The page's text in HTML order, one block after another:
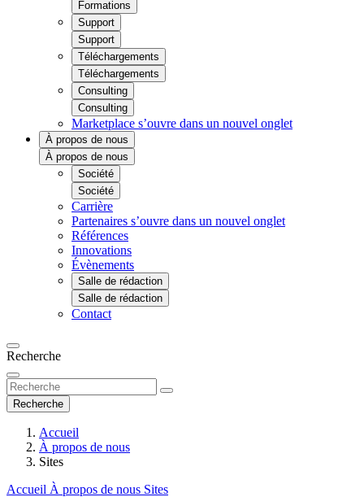
Formations
Support
Support
Téléchargements
Téléchargements
Consulting
Consulting
Marketplace s’ouvre dans un nouvel onglet
À propos de nous
À propos de nous
Société
Société
Carrière
Partenaires s’ouvre dans un nouvel onglet
Références
Innovations
Évènements
Salle de rédaction
Salle de rédaction
Contact
Recherche
Recherche
Accueil
À propos de nous
Sites
Accueil À propos de nous Sites